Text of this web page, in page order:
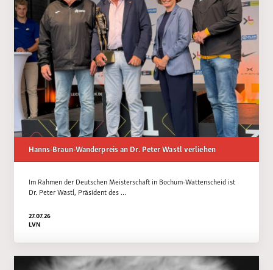
Hanns-Braun-Wanderpreis an Dr. Peter Wastl verliehen
Im Rahmen der Deutschen Meisterschaft in Bochum-Wattenscheid ist
Dr. Peter Wastl, Präsident des …
27.07.26
LVN